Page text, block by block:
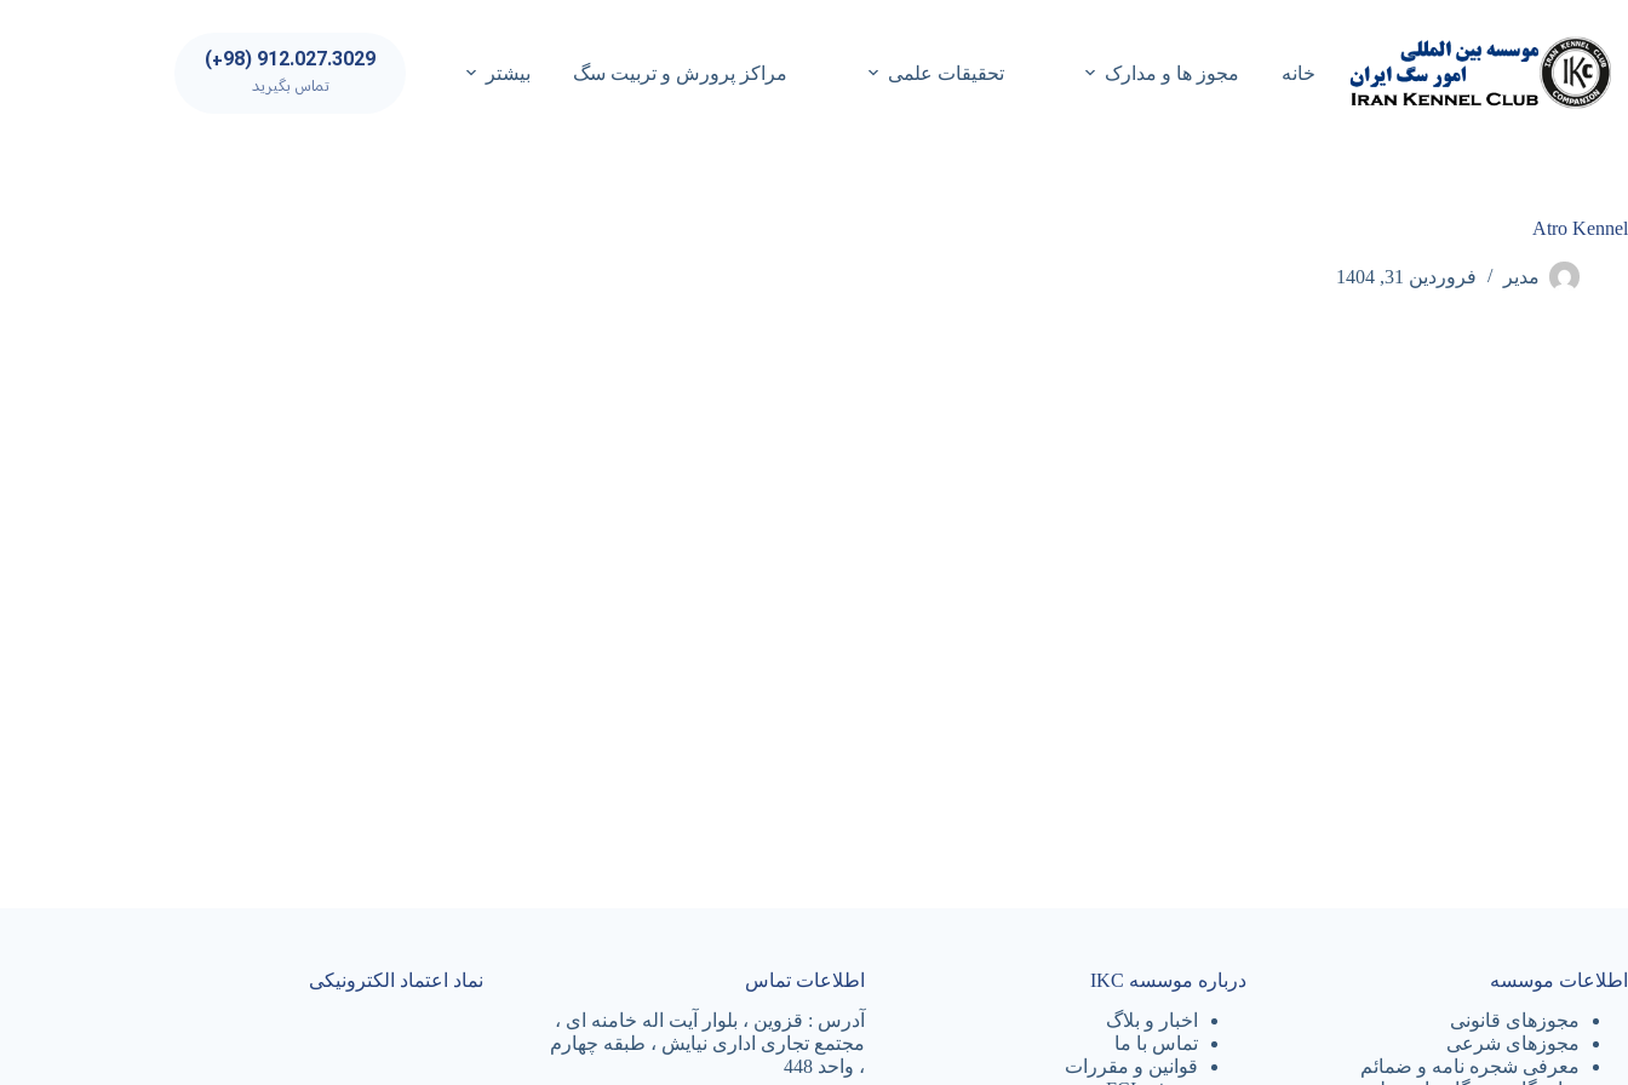
محتوا
خانه مجوز ها و مدارک تحقیقات علمی مراکز پرورش و تربیت سگ بیشتر 912.027.3029 (98+)
تماس بگیرید
Atro Kennel
مدیر فروردین 31, 1404
اطلاعات موسسه
مجوزهای قانونی
مجوزهای شرعی
معرفی شجره نامه و ضمائم
درباره موسسه IKC
اخبار و بلاگ
تماس با ما
قوانین و مقررات
اطلاعات تماس
آدرس : قزوین ، بلوار آیت اله خامنه ای ،
مجتمع تجاری اداری نیایش ، طبقه چهارم
، واحد 448
نماد اعتماد الکترونیکی